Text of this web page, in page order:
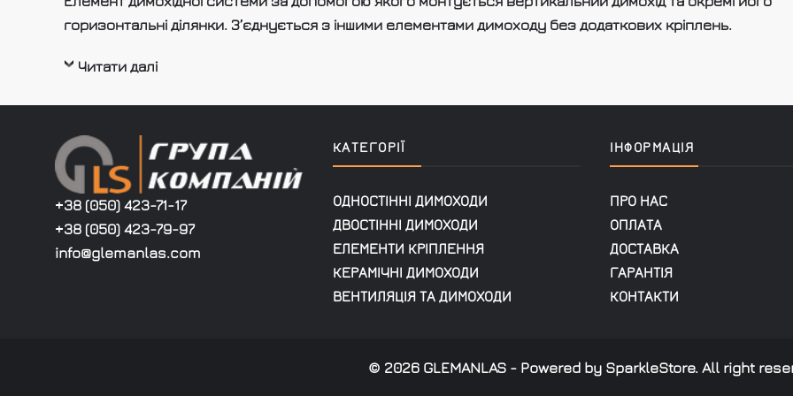
горизонтальні ділянки. З’єднується з іншими елементами димоходу без додаткових кріплень.
Читати далі
+38 (050) 423-71-17
+38 (050) 423-79-97
info@glemanlas.com
КАТЕГОРІЇ
ОДНОСТІННІ ДИМОХОДИ
ДВОСТІННІ ДИМОХОДИ
ЕЛЕМЕНТИ КРІПЛЕННЯ
КЕРАМІЧНІ ДИМОХОДИ
ВЕНТИЛЯЦІЯ ТА ДИМОХОДИ
ІНФОРМАЦІЯ
ПРО НАС
ОПЛАТА
ДОСТАВКА
ГАРАНТІЯ
КОНТАКТИ
© 2026 GLEMANLAS - Powered by SparkleStore. All right